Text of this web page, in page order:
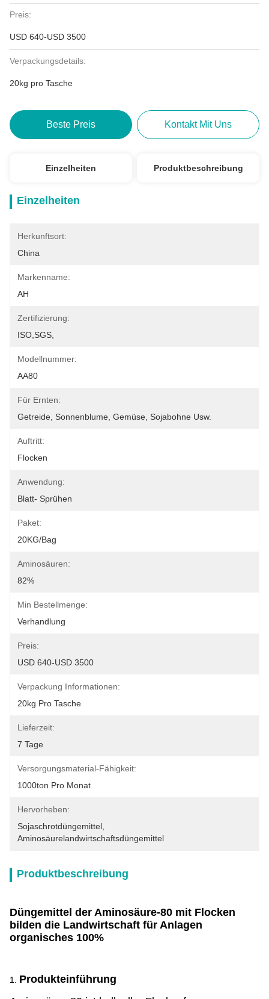
Preis:
USD 640-USD 3500
Verpackungsdetails:
20kg pro Tasche
Beste Preis Kontakt Mit Uns
Einzelheiten Produktbeschreibung
Einzelheiten
Herkunftsort:
China
Markenname:
AH
Zertifizierung:
ISO,SGS,
Modellnummer:
AA80
Für Ernten:
Getreide, Sonnenblume, Gemüse, Sojabohne Usw.
Auftritt:
Flocken
Anwendung:
Blatt- Sprühen
Paket:
20KG/bag
Aminosäuren:
82%
Min Bestellmenge:
Verhandlung
Preis:
USD 640-USD 3500
Verpackung Informationen:
20kg Pro Tasche
Lieferzeit:
7 Tage
Versorgungsmaterial-Fähigkeit:
1000ton Pro Monat
Hervorheben:
Sojaschrotdüngemittel
Aminosäurelandwirtschaftsdüngemittel
Produktbeschreibung
Düngemittel der Aminosäure-80 mit Flocken
bilden die Landwirtschaft für Anlagen
organisches 100%
1. Produkteinführung